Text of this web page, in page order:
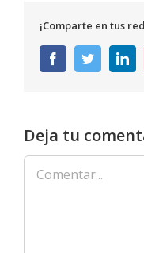
¡Comparte en tus
FacebookTwitter
Deja tu
Comentar